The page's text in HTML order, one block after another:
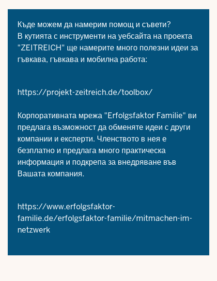
Къде можем да намерим помощ и съвети?
В кутията с инструменти на уебсайта на проекта
"ZEITREICH" ще намерите много полезни идеи за
гъвкава, гъвкава и мобилна работа:
https://projekt-zeitreich.de/toolbox/
Корпоративната мрежа "Erfolgsfaktor Familie" ви
предлага възможност да обменяте идеи с други
компании и експерти. Членството в нея е
безплатно и предлага много практическа
информация и подкрепа за внедряване във
Вашата компания.
https://www.erfolgsfaktor-
familie.de/erfolgsfaktor-familie/mitmachen-im-
netzwerk